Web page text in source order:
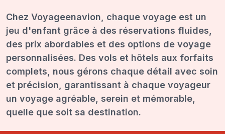
Chez Voyageenavion, chaque voyage est un
jeu d'enfant grâce à des réservations fluides,
des prix abordables et des options de voyage
personnalisées. Des vols et hôtels aux forfaits
complets, nous gérons chaque détail avec soin
et précision, garantissant à chaque voyageur
un voyage agréable, serein et mémorable,
quelle que soit sa destination.